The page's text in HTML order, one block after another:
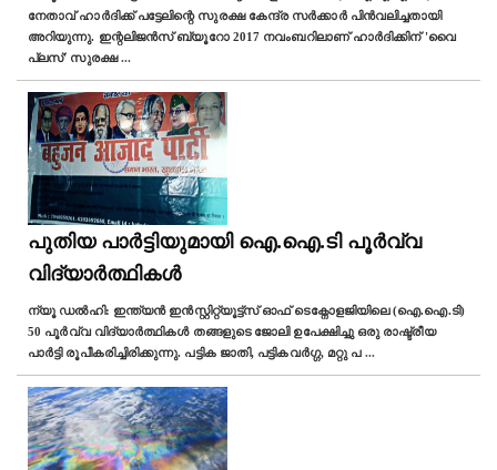
നേതാവ് ഹാർദിക്ക് പട്ടേലിന്റെ സുരക്ഷ കേന്ദ്ര സർക്കാർ പിൻവലിച്ചതായി
അറിയുന്നു. ഇന്റലിജൻസ് ബ്യൂറോ 2017 നവംബറിലാണ് ഹാർദിക്കിന് 'വൈ
പ്ലസ്' സുരക്ഷ...
പുതിയ പാർട്ടിയുമായി ഐ.ഐ.ടി പൂർവ്വ
വിദ്യാർത്ഥികൾ
ന്യൂ ഡല്‍ഹി: ഇന്ത്യൻ ഇൻസ്റ്റിറ്റ്യൂട്ട്സ് ഓഫ് ടെക്നോളജിയിലെ (ഐ.ഐ.ടി)
50 പൂർവ്വ വിദ്യാർത്ഥികള്‍ തങ്ങളുടെ ജോലി ഉപേക്ഷിച്ചു ഒരു രാഷ്ട്രീയ
പാർട്ടി രൂപീകരിച്ചിരിക്കുന്നു. പട്ടിക ജാതി, പട്ടികവർഗ്ഗ, മറ്റു പ ...